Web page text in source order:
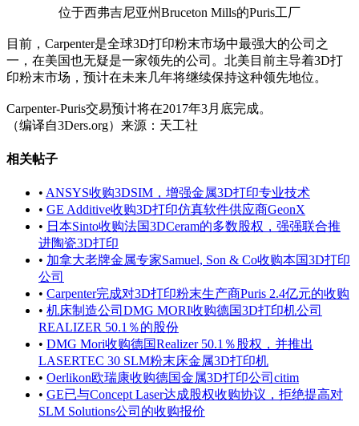
位于西弗吉尼亚州Bruceton Mills的Puris工厂
目前，Carpenter是全球3D打印粉末市场中最强大的公司之
一，在美国也无疑是一家领先的公司。北美目前主导着3D打
印粉末市场，预计在未来几年将继续保持这种领先地位。
Carpenter-Puris交易预计将在2017年3月底完成。
（编译自3Ders.org）来源：天工社
相关帖子
• ANSYS收购3DSIM，增强金属3D打印专业技术
• GE Additive收购3D打印仿真软件供应商GeonX
• 日本Sinto收购法国3DCeram的多数股权，强强联合推
进陶瓷3D打印
• 加拿大老牌金属专家Samuel, Son & Co收购本国3D打印
公司
• Carpenter完成对3D打印粉末生产商Puris 2.4亿元的收购
• 机床制造公司DMG MORI收购德国3D打印机公司
REALIZER 50.1％的股份
• DMG Mori收购德国Realizer 50.1％股权，并推出
LASERTEC 30 SLM粉末床金属3D打印机
• Oerlikon欧瑞康收购德国金属3D打印公司citim
• GE已与Concept Laser达成股权收购协议，拒绝提高对
SLM Solutions公司的收购报价